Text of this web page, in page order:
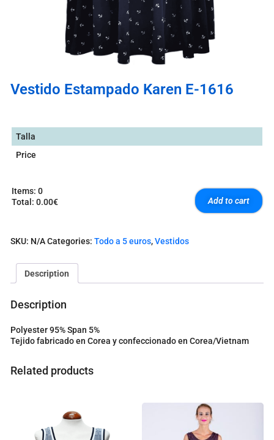
Vestido Estampado Karen E-1616
Talla
Price
Items: 0
Total : 0.00€
e
o
t
o
a
Add to cart
SKU: N/ACategories: Todo a 5 euros,Vestidos
Description
Description
Polyester 95% Span 5%
Tejido fabricado en Corea y confeccionado en Corea/Vietnam
Related products